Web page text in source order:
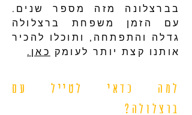
בברצלונה מזה מספר שנים.
עם הזמן משפחת ברצלולה
גדלה והתפתחה, ותוכלו להכיר
אותנו קצת יותר לעומק
כאן.
למה כדאי לטייל עם
ברצלולה?